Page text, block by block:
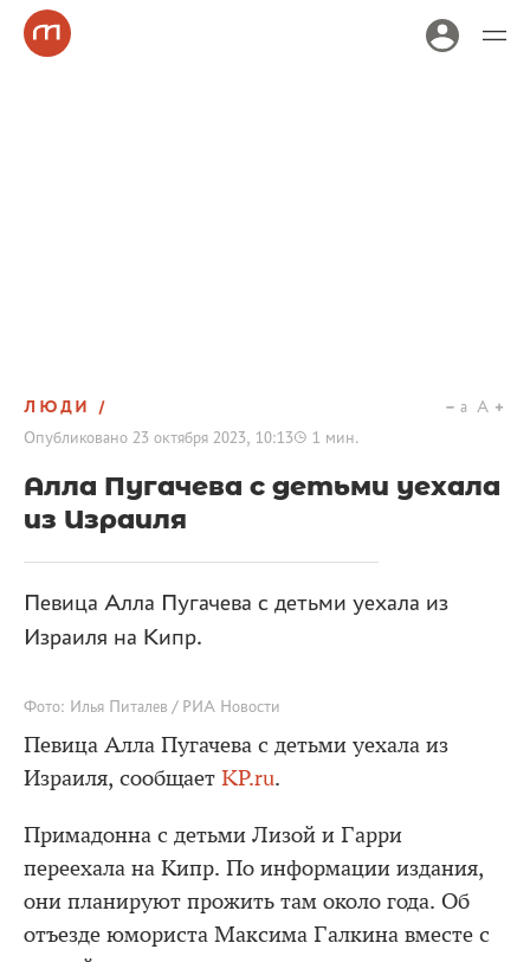
ЛЮДИ
Опубликовано 23 октября 2023, 10:13 1 мин.
a A
Алла Пугачева с детьми уехала
из Израиля
Певица Алла Пугачева с детьми уехала из
Израиля на Кипр.
Фото: Илья Питалев / РИА Новости
Певица Алла Пугачева с детьми уехала из
Израиля, сообщает KP.ru.
Примадонна с детьми Лизой и Гарри
переехала на Кипр. По информации издания,
они планируют прожить там около года. Об
отъезде юмориста Максима Галкина вместе с